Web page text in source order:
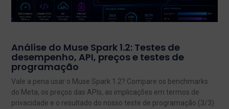
Análise do Muse Spark 1.2: Testes de
desempenho, API, preços e testes de
programação
Vale a pena usar o Muse Spark 1.2? Compare os benchmarks
do Meta, os preços das APIs, as implicações em termos de
privacidade e o resultado do nosso teste de programação (3/3)